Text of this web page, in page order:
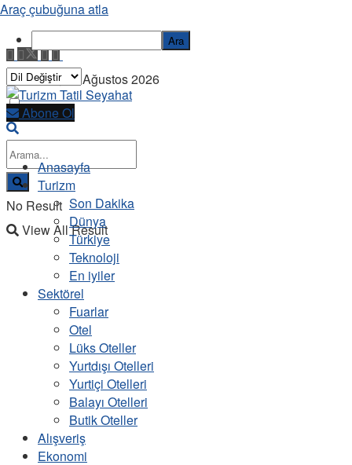
Pazartesi, 10 Ağustos 2026
No Result
View All Result
Abone Ol
Anasayfa
Turizm
Son Dakika
Dünya
Türkiye
Teknoloji
En iyiler
Sektörel
Fuarlar
Otel
Lüks Oteller
Yurtdışı Otelleri
Yurtiçi Otelleri
Balayı Otelleri
Butik Oteller
Alışveriş
Ekonomi
Araç çubuğuna atla
Ara